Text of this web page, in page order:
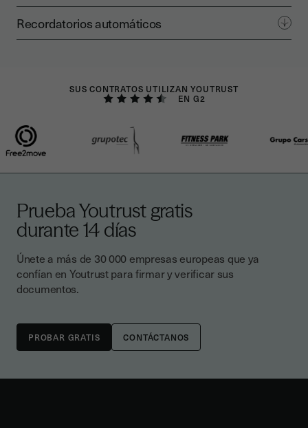
Recordatorios automáticos
SUS CONTRATOS UTILIZAN YOUTRUST
EN G2
Prueba Youtrust gratis
durante 14 días
Únete a más de 30 000 empresas europeas que ya
confían en Youtrust para firmar y verificar sus
documentos.
CONTÁCTANOS